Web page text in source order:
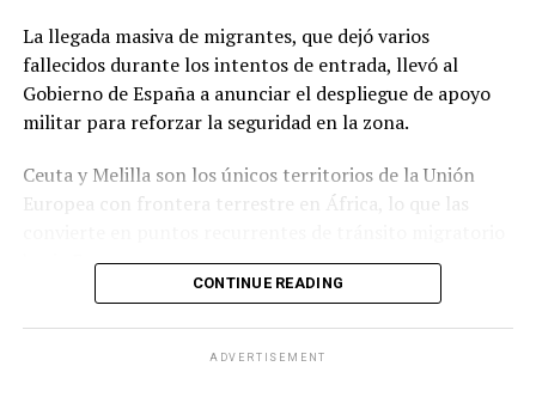
su continuidad.
La llegada masiva de migrantes, que dejó varios
fallecidos durante los intentos de entrada, llevó al
Gobierno de España a anunciar el despliegue de apoyo
militar para reforzar la seguridad en la zona.
Ceuta y Melilla son los únicos territorios de la Unión
Europea con frontera terrestre en África, lo que las
hacia Europa.
CONTINUE READING
ADVERTISEMENT